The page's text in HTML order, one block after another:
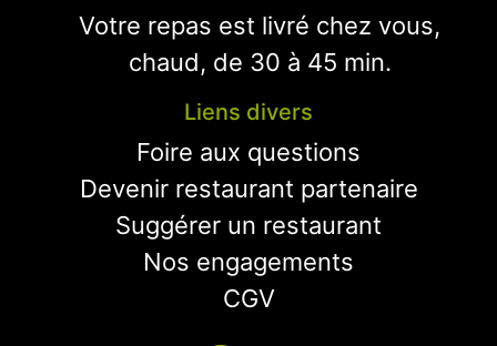
Votre repas est livré chez vous,
chaud, de 30 à 45 min.
Liens divers
Foire aux questions
Devenir restaurant partenaire
Suggérer un restaurant
Nos engagements
CGV